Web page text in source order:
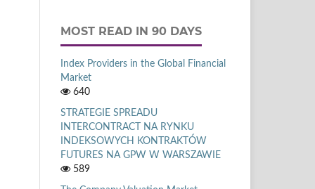
MOST READ IN 90 DAYS
Index Providers in the Global Financial
Market
640
STRATEGIE SPREADU
INTERCONTRACT NA RYNKU
INDEKSOWYCH KONTRAKTÓW
FUTURES NA GPW W WARSZAWIE
589